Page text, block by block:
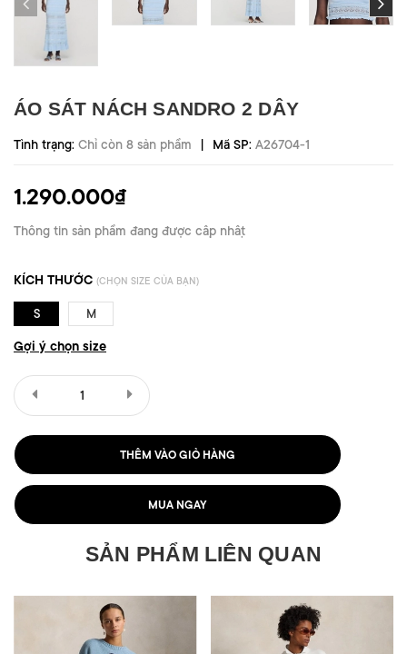
ÁO SÁT NÁCH SANDRO 2 DÂY
Tình trạng: Chỉ còn 8 sản phẩm | Mã SP: A26704-1
1.290.000₫
Thông tin sản phẩm đang được cập nhật
KÍCH THƯỚC (CHỌN SIZE CỦA BẠN)
S M
Gợi ý chọn size
THÊM VÀO GIỎ HÀNG
MUA NGAY
SẢN PHẨM LIÊN QUAN